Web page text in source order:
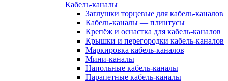
Кабель-каналы
Заглушки торцевые для кабель-каналов
Кабель-каналы — плинтусы
Крепёж и оснастка для кабель-каналов
Крышки и перегородки кабель-каналов
Маркировка кабель-каналов
Мини-каналы
Напольные кабель-каналы
Парапетные кабель-каналы